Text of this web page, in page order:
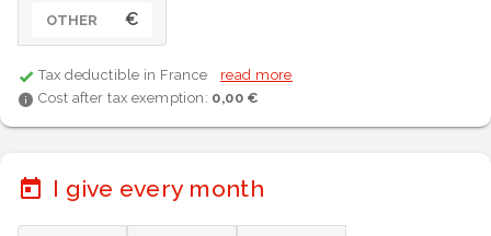
OTHER €
Tax deductible in France
read more
Cost after tax exemption: 0,00 €
I give every month